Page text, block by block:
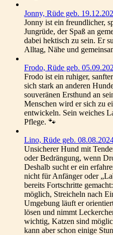
Jonny, Rüde geb.
Jonny ist ein freundlicher,
Jungrüde, der Spaß an
dabei hektisch zu sein. Er
Alltag, Nähe und
Frodo, Rüde geb.
Frodo ist ein ruhiger,
sich stark an anderen
souveränen Ersthund an
Menschen wird er sich zu
entwickeln. Sein weiches
Pflege. 🐾
Lino, Rüde geb.
Unsicherer Hund mit
oder Bedrängung, wenn
Deshalb sucht er ein
nicht für Anfänger oder
bereits Fortschritte
möglich, Streicheln nach
Umgebung läuft er
lösen und nimmt
wichtig, Katzen sind
kann aber schon einige